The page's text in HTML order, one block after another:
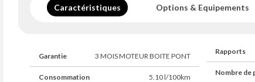
Caractéristiques Options & Equipements
Garantie 3 MOIS MOTEUR BOITE PONT
Consommation 5.10 l/100km
Rapports
Nombre de